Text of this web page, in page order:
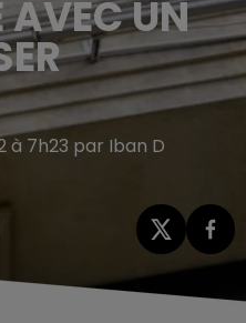
AVEC UN
à 7h23 par Iban D